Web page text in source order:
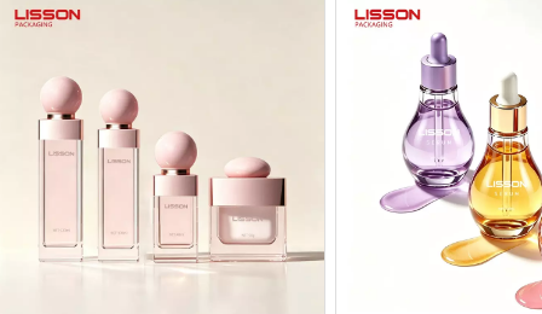
средств по уходу за кожей.
средств по уходу за